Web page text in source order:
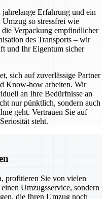
Erfahrung und ein
so stressfrei wie
Verpackung empfindlicher
des Transports – wir
und Ihr Eigentum sicher
sich auf zuverlässige Partner
Know-how arbeiten. Wir
an Ihre Bedürfnisse an
nur pünktlich, sondern auch
geht. Vertrauen Sie auf
steht.
profitieren Sie von vielen
Umzugsservice, sondern
die Ihren Umzug noch